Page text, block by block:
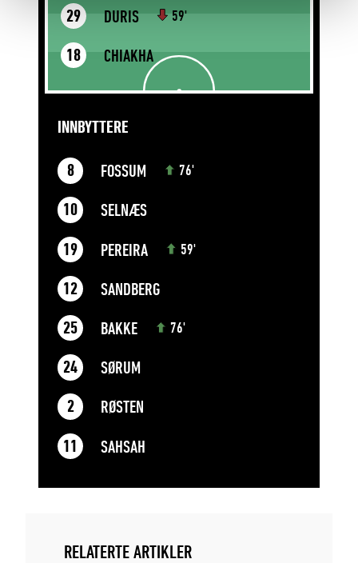
29 DURIS 59'
18 CHIAKHA
INNBYTTERE
8 FOSSUM 76'
10 SELNÆS
19 PEREIRA 59'
12 SANDBERG
25 BAKKE 76'
24 SØRUM
2 RØSTEN
11 SAHSAH
RELATERTE ARTIKLER